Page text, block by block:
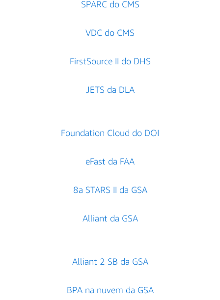
SPARC do CMS
VDC do CMS
FirstSource II do DHS
JETS da DLA
Foundation Cloud do DOI
eFast da FAA
8a STARS II da GSA
Alliant da GSA
Alliant 2 SB da GSA
BPA na nuvem da GSA